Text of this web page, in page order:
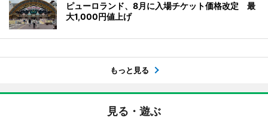
ピューロランド、8月に入場チケット価格改定 最
大1,000円値上げ
もっと見る
見る・遊ぶ